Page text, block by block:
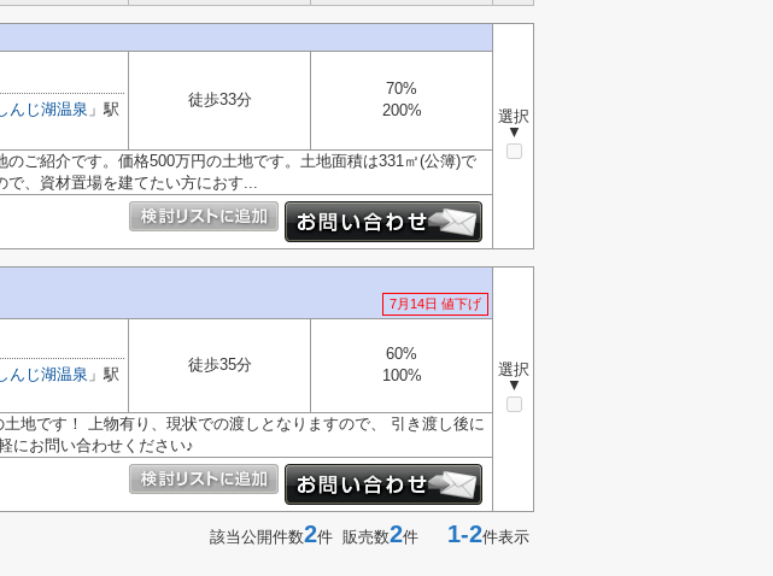
選択
▼
んじ湖温泉 」駅
徒歩33分
70%
200%
ご紹介です。価格500万円の土地です。土地面積は331㎡(公簿)で
、資材置場を建てたい方におす...
7月14日 値下げ
選択
▼
んじ湖温泉 」駅
徒歩35分
60%
100%
地です！ 上物有り、現状での渡しとなりますので、 引き渡し後に
にお問い合わせください♪
該当公開件数2件 販売数2件 1-2件表示